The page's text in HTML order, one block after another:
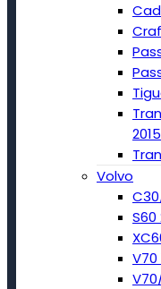
2015
Volvo
S60
V70